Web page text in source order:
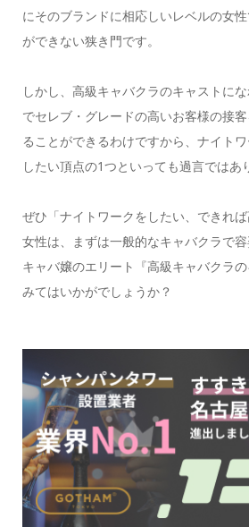
にそのブランドに相応しいレベルの女
ができない狭き門です。
しかし、高級キャバクラのキャストに
でセレブ・グレードの高いお客様の接
ることができるわけですから、ナイト
したい頂点の1つといっても過言ではあ
ぜひ「ナイトワークをしたい、できれ
女性は、まずは一般的なキャバクラで容
キャバ嬢のエリート『高級キャバクラ
みてはいかがでしょうか？